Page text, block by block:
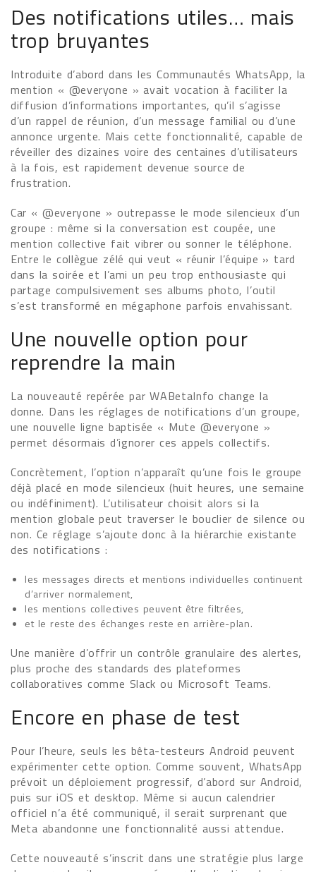
Des notifications utiles… mais
trop bruyantes
Introduite d’abord dans les Communautés WhatsApp, la
mention « @everyone » avait vocation à faciliter la
diffusion d’informations importantes, qu’il s’agisse
d’un rappel de réunion, d’un message familial ou d’une
annonce urgente. Mais cette fonctionnalité, capable de
réveiller des dizaines voire des centaines d’utilisateurs
à la fois, est rapidement devenue source de
frustration.
Car « @everyone » outrepasse le mode silencieux d’un
groupe : même si la conversation est coupée, une
mention collective fait vibrer ou sonner le téléphone.
Entre le collègue zélé qui veut « réunir l’équipe » tard
dans la soirée et l’ami un peu trop enthousiaste qui
partage compulsivement ses albums photo, l’outil
s’est transformé en mégaphone parfois envahissant.
Une nouvelle option pour
reprendre la main
La nouveauté repérée par WABetaInfo change la
donne. Dans les réglages de notifications d’un groupe,
une nouvelle ligne baptisée « Mute @everyone »
permet désormais d’ignorer ces appels collectifs.
Concrètement, l’option n’apparaît qu’une fois le groupe
déjà placé en mode silencieux (huit heures, une semaine
ou indéfiniment). L’utilisateur choisit alors si la
mention globale peut traverser le bouclier de silence ou
non. Ce réglage s’ajoute donc à la hiérarchie existante
des notifications :
les messages directs et mentions individuelles continuent
d’arriver normalement,
les mentions collectives peuvent être filtrées,
et le reste des échanges reste en arrière-plan.
Une manière d’offrir un contrôle granulaire des alertes,
plus proche des standards des plateformes
collaboratives comme Slack ou Microsoft Teams.
Encore en phase de test
Pour l’heure, seuls les bêta-testeurs Android peuvent
expérimenter cette option. Comme souvent, WhatsApp
prévoit un déploiement progressif, d’abord sur Android,
puis sur iOS et desktop. Même si aucun calendrier
officiel n’a été communiqué, il serait surprenant que
Meta abandonne une fonctionnalité aussi attendue.
Cette nouveauté s’inscrit dans une stratégie plus large